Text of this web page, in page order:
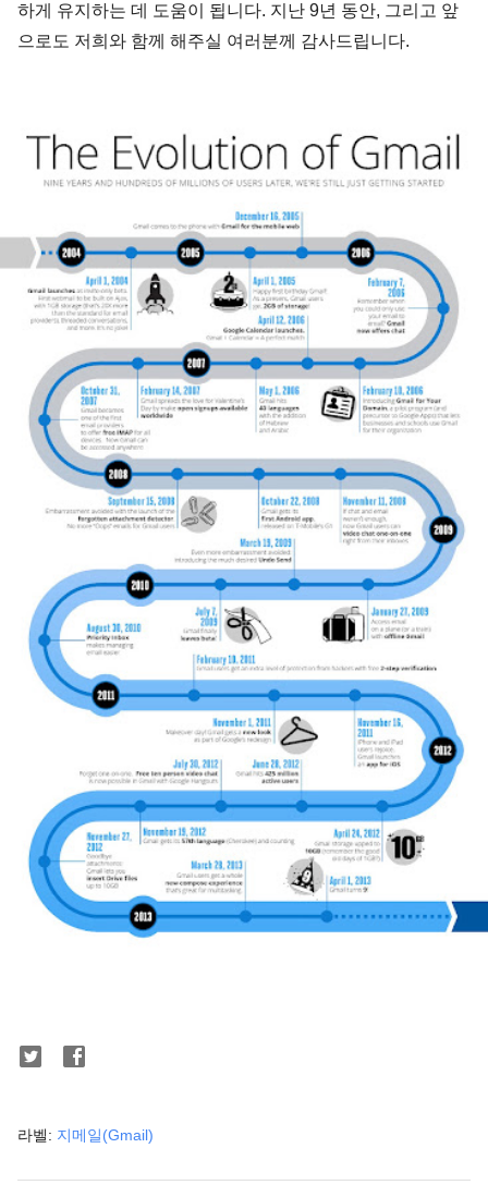
하게 유지하는 데 도움이 됩니다. 지난 9년 동안, 그리고 앞
으로도 저희와 함께 해주실 여러분께 감사드립니다.
라벨: 지메일(Gmail)